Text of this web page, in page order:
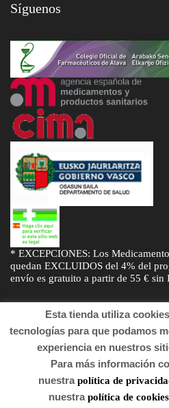
Síguenos
* EXCEPCIONES: Los
quedan EXCLUIDOS del 4% del
envío es gratuito a partir de 55 € sin
Esta tienda utiliza cookies
tecnologías para que podamos
experiencia en nuestros
Para más información
nuestrapolítica de
nuestrapolítica de
© Desarrollado porSogifaryDTD
2022